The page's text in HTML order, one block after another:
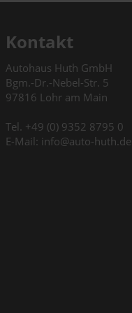
Kontakt
Autohaus Huth GmbH
Bgm.-Dr.-Nebel-Str. 5
97816 Lohr am Main
Tel. +49 (0) 9352 8795 0
E-Mail: info@auto-huth.de